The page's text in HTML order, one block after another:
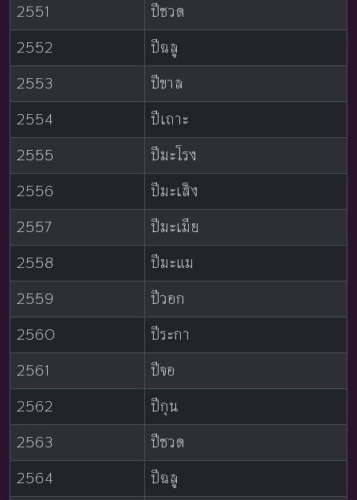
2551
ปีชวด
2552
ปีฉลู
2553
ปีขาล
2554
ปีเถาะ
2555
ปีมะโรง
2556
ปีมะเส็ง
2557
ปีมะเมีย
2558
ปีมะแม
2559
ปีวอก
2560
ปีระกา
2561
ปีจอ
2562
ปีกุน
2563
ปีชวด
2564
ปีฉลู